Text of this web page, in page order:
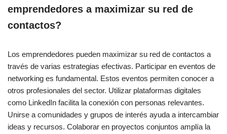
emprendedores a maximizar su red de
contactos?
Los emprendedores pueden maximizar su red de contactos a
través de varias estrategias efectivas. Participar en eventos de
networking es fundamental. Estos eventos permiten conocer a
otros profesionales del sector. Utilizar plataformas digitales
como LinkedIn facilita la conexión con personas relevantes.
Unirse a comunidades y grupos de interés ayuda a intercambiar
ideas y recursos. Colaborar en proyectos conjuntos amplía la